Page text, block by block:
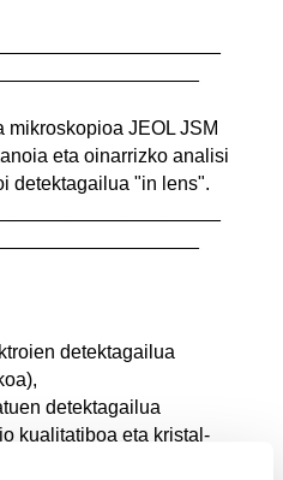
mikroskopioa JEOL JSM
eta oinarrizko analisi
detektagailua "in lens".
detektagailua
detektagailua
kualitatiboa eta kristal-